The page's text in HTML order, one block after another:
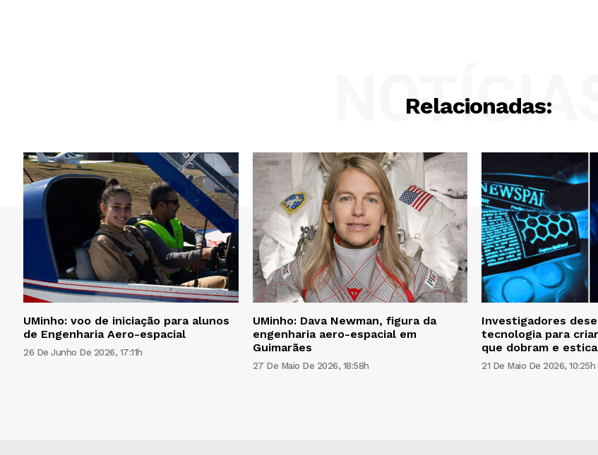
Relacionadas:
NOTÍCIAS
UMinho: voo de iniciação para alunos
de Engenharia Aero-espacial
26 De Junho De 2026, 17:11h
UMinho: Dava Newman, figura da
engenharia aero-espacial em
Guimarães
27 De Maio De 2026, 18:58h
Investigadores
tecnologia para
que dobram e
21 De Maio De 2026, 10:25h